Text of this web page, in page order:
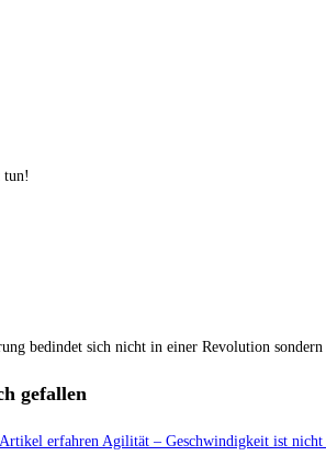
tun!
bedindet sich nicht in einer Revolution
gefallen